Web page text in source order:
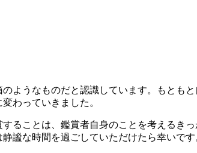
ようなものだと認識しています。もとも
わっていきました。
ることは、鑑賞者自身のことを考えるき
謐な時間を過ごしていただけたら幸いです